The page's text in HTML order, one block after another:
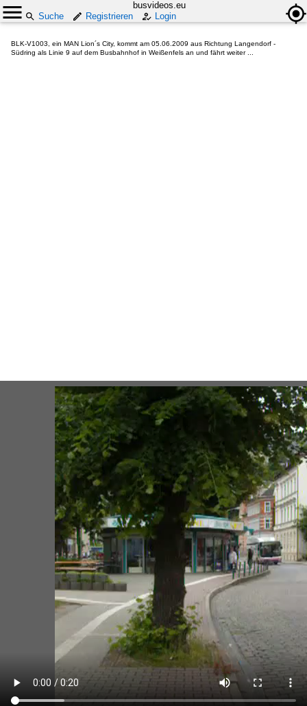
busvideos.eu
Suche
Registrieren Login
BLK-V1003, ein MAN Lion´s City, kommt am 05.06.2009 aus Richtung Langendorf -
Südring als Linie 9 auf dem Busbahnhof in Weißenfels an und fährt weiter ...